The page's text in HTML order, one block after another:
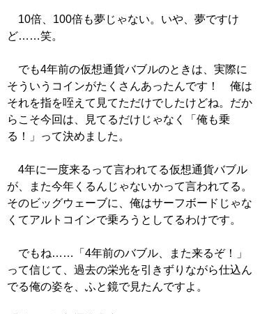
10倍、100倍も夢じゃない。いや、夢ですけ
ど……笑。
でも4年前の仮想通貨バブルのときは、実際に
そういうコインがたくさんあったんです！ 俺は
それを指を咥えて見てただけでしたけどね。だか
らこそ今回は、見てるだけじゃなく「俺も乗
る！」って決めました。
4年に一度来るって言われてる仮想通貨バブル
が、また今年くるんじゃないかって言われてる。
そのビッグウェーブに、俺はサーフボードじゃな
くてアルトコインで乗ろうとしてるわけです。
でもね……「4年前のバブル、また来るぞ！」
って信じて、過去の栄光を引きずりながら仕込ん
でる俺の姿を、ふと鏡で見たんですよ。